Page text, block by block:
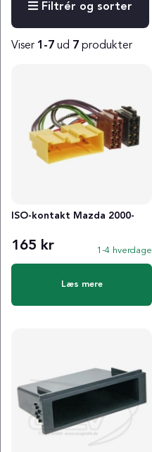
Filtrér og sorter
Viser 1-7 ud 7 produkter
ISO-kontakt Mazda 2000-
165 kr 1-4 hverdage
Læs mere